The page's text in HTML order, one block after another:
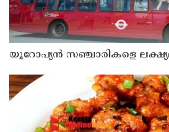
യൂറോപ്യന്‍ സഞ്ചാരികളെ